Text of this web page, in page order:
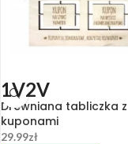
1V2V
Drewniana tabliczka z
kuponami
29.99zł